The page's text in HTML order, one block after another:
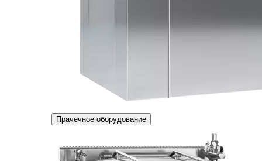
Прачечное оборудование